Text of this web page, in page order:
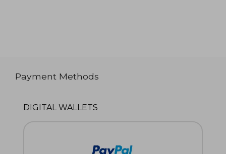
Payment Methods
DIGITAL WALLETS